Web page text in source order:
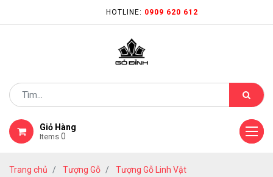
HOTLINE: 0909 620 612
Giỏ Hàng
Items 0
Trang chủ Tượng Gỗ
Tượng Gỗ Linh Vật